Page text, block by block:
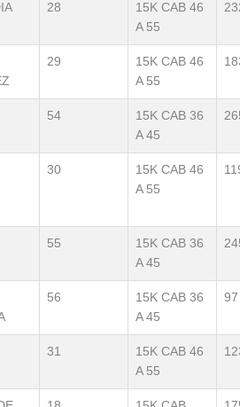
28
15K CAB 46
A 55
29
15K CAB 46
A 55
54
15K CAB 36
A 45
30
15K CAB 46
A 55
55
15K CAB 36
A 45
56
15K CAB 36
A 45
97
31
15K CAB 46
A 55